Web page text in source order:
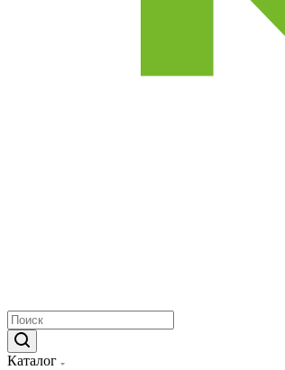
Каталог